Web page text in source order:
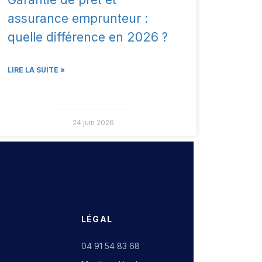
assurance emprunteur :
quelle différence en 2026 ?
LIRE LA SUITE »
24 juin 2026
LÉGAL
04 91 54 83 68